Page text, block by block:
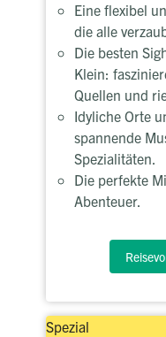
Eine flexibel
die alle
Die besten
Klein:
Quellen und
Idyliche Orte
spannende
Spezialitäten.
Die perfekte
Abenteuer.
Spezial